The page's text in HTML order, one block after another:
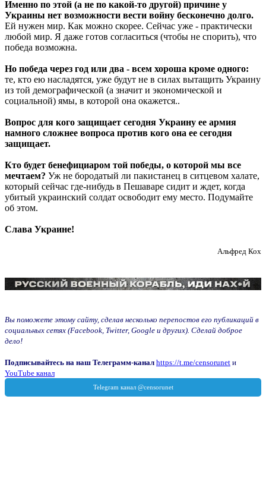
Именно по этой (а не по какой-то другой) причине у
Украины нет возможности вести войну бесконечно долго.
Ей нужен мир. Как можно скорее. Сейчас уже - практически
любой мир. Я даже готов согласиться (чтобы не спорить), что
победа возможна.
Но победа через год или два - всем хороша кроме одного:
те, кто ею насладятся, уже будут не в силах вытащить Украину
из той демографической (а значит и экономической и
социальной) ямы, в которой она окажется..
Вопрос для кого защищает сегодня Украину ее армия
намного сложнее вопроса против кого она ее сегодня
защищает.
Кто будет бенефициаром той победы, о которой мы все
мечтаем? Уж не бородатый ли пакистанец в ситцевом халате,
который сейчас где-нибудь в Пешаваре сидит и ждет, когда
убитый украинский солдат освободит ему место. Подумайте
об этом.
Слава Украине!
Альфред Кох
Вы поможете этому сайту, сделав несколько перепостов его публикаций в
социальных сетях (Facebook, Twitter, Google и других). Сделай доброе
дело!
Подписывайтесь на наш Телеграмм-канал https://t.me/censorunet и
YouTube канал